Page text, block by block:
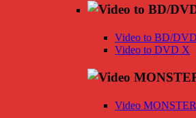
Video to BD/
Video to DVD X
Video MONSTER